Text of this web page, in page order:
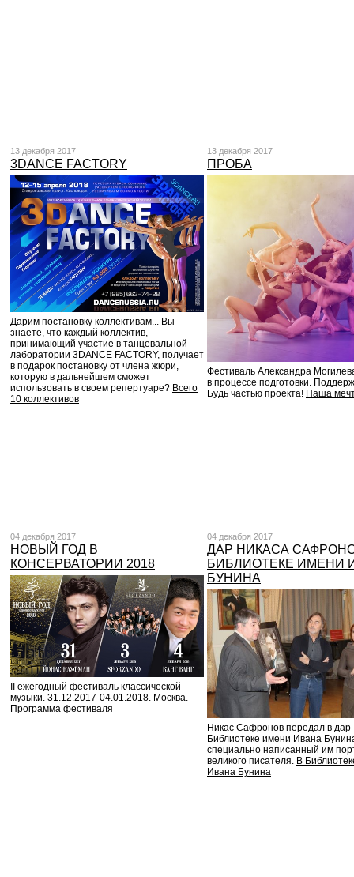
13 декабря 2017
3DANCE FACTORY
Дарим постановку коллективам... Вы
знаете, что каждый коллектив,
принимающий участие в танцевальной
лаборатории 3DANCE FACTORY, получает
в подарок постановку от члена жюри,
которую в дальнейшем сможет
использовать в своем репертуаре? Всего
10 коллективов
13 декабря 2017
ПРОБА
Фестиваль Александра
в процессе подготовки.
Будь частью проекта! Наша
04 декабря 2017
НОВЫЙ ГОД В
КОНСЕРВАТОРИИ 2018
II ежегодный фестиваль классической
музыки. 31.12.2017-04.01.2018. Москва.
Программа фестиваля
04 декабря 2017
ДАР НИКАСА
БИБЛИОТЕКЕ ИМЕНИ
БУНИНА
Никас Сафронов передал в дар
Библиотеке имени Ивана
специально написанный им
великого писателя. В
Ивана Бунина